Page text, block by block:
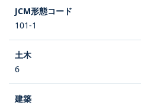
101-1
6